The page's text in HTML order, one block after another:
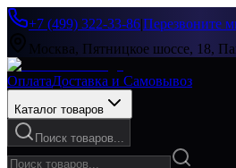
+7 (499) 322-33-86|Перезвоните
Москва, Пятницкое шоссе, 18,
ОплатаДоставка и Самовывоз
Каталог товаров
Поиск товаров...